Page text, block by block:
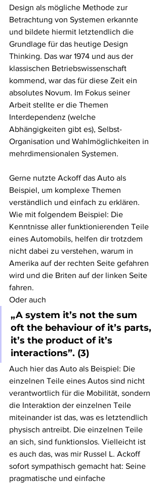
Design als mögliche Methode zur
Betrachtung von Systemen erkannte
und bildete hiermit letztendlich die
Grundlage für das heutige Design
Thinking. Das war 1974 und aus der
klassischen Betriebswissenschaft
kommend, war das für diese Zeit ein
absolutes Novum. Im Fokus seiner
Arbeit stellte er die Themen
Interdependenz (welche
Abhängigkeiten gibt es), Selbst-
Organisation und Wahlmöglichkeiten in
mehrdimensionalen Systemen.
Gerne nutzte Ackoff das Auto als
Beispiel, um komplexe Themen
verständlich und einfach zu erklären.
Wie mit folgendem Beispiel: Die
Kenntnisse aller funktionierenden Teile
eines Automobils, helfen dir trotzdem
nicht dabei zu verstehen, warum in
Amerika auf der rechten Seite gefahren
wird und die Briten auf der linken Seite
fahren.
Oder auch
„A system it’s not the sum
oft the behaviour of it’s parts,
it’s the product of it’s
interactions”. (3)
Auch hier das Auto als Beispiel: Die
einzelnen Teile eines Autos sind nicht
verantwortlich für die Mobilität, sondern
die Interaktion der einzelnen Teile
miteinander ist das, was es letztendlich
physisch antreibt. Die einzelnen Teile
an sich, sind funktionslos. Vielleicht ist
es auch das, was mir Russel L. Ackoff
sofort sympathisch gemacht hat: Seine
pragmatische und einfache